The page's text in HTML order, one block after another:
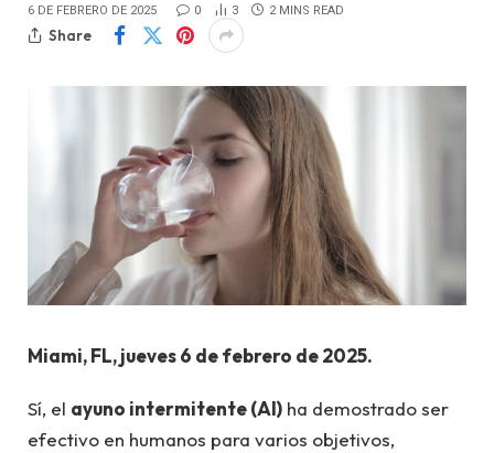
6 DE FEBRERO DE 2025 0 3 2 MINS READ
Share
Miami, FL, jueves 6 de febrero de 2025.
Sí, el ayuno intermitente (AI) ha demostrado ser
efectivo en humanos para varios objetivos,